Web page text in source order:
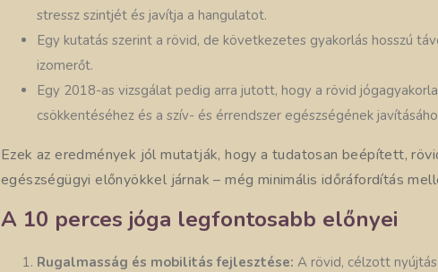
stressz szintjét és javítja a hangulatot.
Egy kutatás szerint a rövid, de következetes gyakorlás hosszú
izomerőt.
Egy 2018-as vizsgálat pedig arra jutott, hogy a rövid
csökkentéséhez és a szív- és érrendszer egészségének
Ezek az eredmények jól mutatják, hogy a tudatosan beépített,
egészségügyi előnyökkel járnak – még minimális időráfordítás
A 10 perces jóga legfontosabb előnyei
Rugalmasság és mobilitás fejlesztése: A rövid, célzott